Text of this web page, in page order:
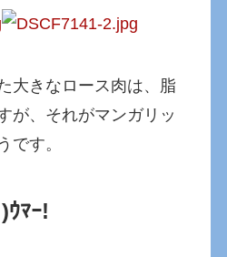
大きなロース肉は、脂
が、それがマンガリッ
です。
ｳﾏｰ!